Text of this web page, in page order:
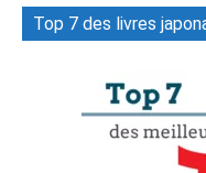
Top 7 des livres